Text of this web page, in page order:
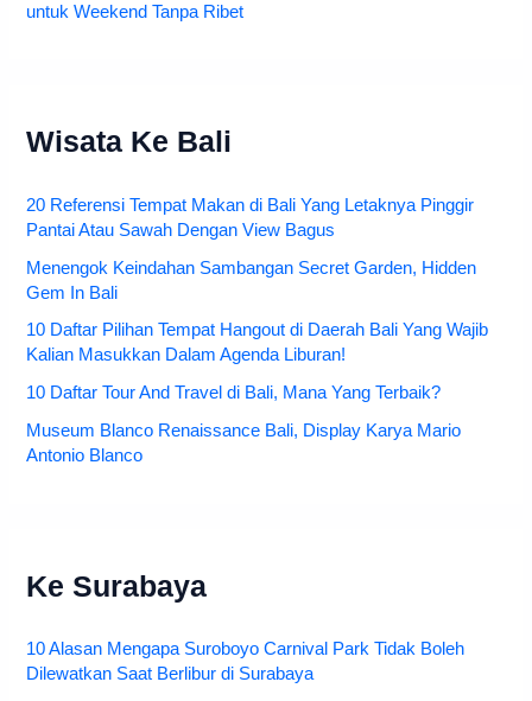
untuk Weekend Tanpa Ribet
Wisata Ke Bali
20 Referensi Tempat Makan di Bali Yang Letaknya Pinggir
Pantai Atau Sawah Dengan View Bagus
Menengok Keindahan Sambangan Secret Garden, Hidden
Gem In Bali
10 Daftar Pilihan Tempat Hangout di Daerah Bali Yang Wajib
Kalian Masukkan Dalam Agenda Liburan!
10 Daftar Tour And Travel di Bali, Mana Yang Terbaik?
Museum Blanco Renaissance Bali, Display Karya Mario
Antonio Blanco
Ke Surabaya
10 Alasan Mengapa Suroboyo Carnival Park Tidak Boleh
Dilewatkan Saat Berlibur di Surabaya